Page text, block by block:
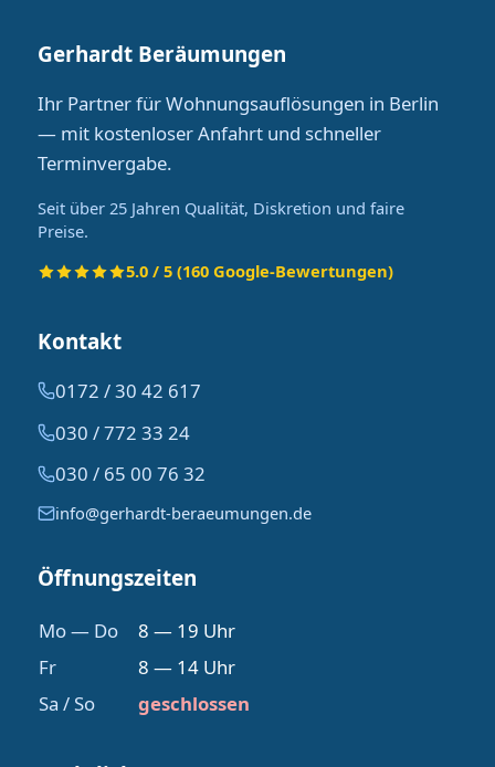
Gerhardt Beräumungen
Ihr Partner für Wohnungsauflösungen in Berlin
— mit kostenloser Anfahrt und schneller
Terminvergabe.
Seit über 25 Jahren Qualität, Diskretion und faire
Preise.
5.0 / 5 (160 Google-Bewertungen)
Kontakt
0172 / 30 42 617
030 / 772 33 24
030 / 65 00 76 32
info@gerhardt-beraeumungen.de
Öffnungszeiten
Mo — Do
8 — 19 Uhr
Fr
8 — 14 Uhr
Sa / So
geschlossen